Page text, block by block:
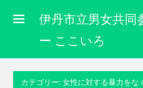
伊丹市立男女共同
ー ここいろ
に
カテゴリー: 女性に対する暴力をな